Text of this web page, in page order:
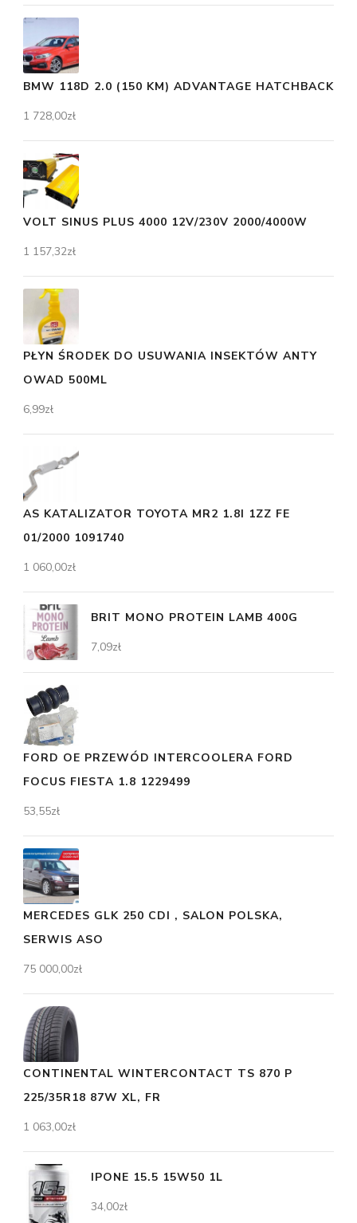
BMW 118D 2.0 (150 KM) ADVANTAGE HATCHBACK
1 728,00zł
VOLT SINUS PLUS 4000 12V/230V 2000/4000W
1 157,32zł
PŁYN ŚRODEK DO USUWANIA INSEKTÓW ANTY
OWAD 500ML
6,99zł
AS KATALIZATOR TOYOTA MR2 1.8I 1ZZ FE
01/2000 1091740
1 060,00zł
BRIT MONO PROTEIN LAMB 400G
7,09zł
FORD OE PRZEWÓD INTERCOOLERA FORD
FOCUS FIESTA 1.8 1229499
53,55zł
MERCEDES GLK 250 CDI , SALON POLSKA,
SERWIS ASO
75 000,00zł
CONTINENTAL WINTERCONTACT TS 870 P
225/35R18 87W XL, FR
1 063,00zł
IPONE 15.5 15W50 1L
34,00zł